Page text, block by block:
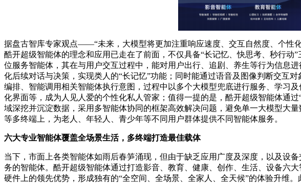
据盘古智库专家观点——“未来，大模型将更加注重响应速度、交互自然度、个性
酷开超级智能体的理念和应用已走在了前面，不仅具备“长记忆、快思考、秒行
位服务智能体，其在与用户交互过程中，能对用户出行、追剧、养生等行为信息
化后续对话与决策，实现类人的“长记忆”功能；同时能通过语音及图像判断交互
编排、智能调用相关智能体执行意图，过程中以多个大模型兜底进行服务、学习
化界面等，成为人见人爱的个性化私人管家；值得一提的是，酷开超级智能体通
域深挖并沉淀数据，采用多智能体协同的框架高效解决问题，避免单一大模型大
等多终端上，为老人、年轻人、青少年等不同用户群体提供不同智能体服务。
六大专业智能体覆盖全场景生活，多终端打造最佳载体
当下，市面上各类智能体如雨后春笋涌现，但由于缺乏应用广度及深度，以及设
务的智能体。酷开超级智能体通过打造影音、教育、健康、创作、生活、设备六
硬件上的领先优势，形成独有的“全空间、全场景、全家人、全天候”的体验升维